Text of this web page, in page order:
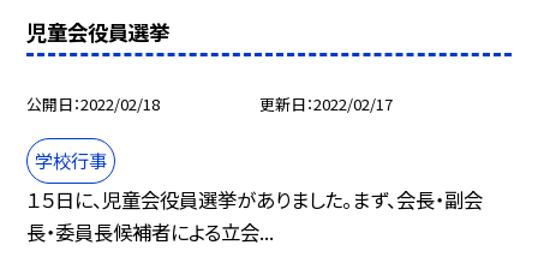
児童会役員選挙
公開日 2022/02/18 更新日 2022/02/17
学校行事
１５日に、児童会役員選挙がありました。まず、会長・副会
長・委員長候補者による立会...